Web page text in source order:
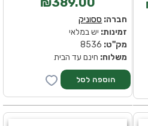
חברה: ססוניק
זמינות: יש במלאי
מק''ט:
משלוח: חינם עד הבית